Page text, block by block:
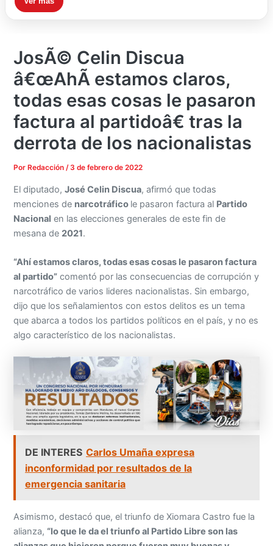
JosÃ© Celin Discua
â€œAhÃ­ estamos claros,
todas esas cosas le pasaron
factura al partidoâ€ tras la
derrota de los nacionalistas
Por Redacción/ 3 de febrero de 2022
El diputado,José Celin Discua, afirmó que todas
menciones de narcotráfico le pasaron factura al Partido
Nacional en las elecciones generales de este fin de
mesana de 2021.
“Ahí estamos claros, todas esas cosas le pasaron factura
al partido” comentó por las consecuencias de corrupción y
narcotráfico de varios lideres nacionalistas. Sin embargo,
dijo que los señalamientos con estos delitos es un tema
que abarca a todos los partidos políticos en el país, y no es
algo característico de los nacionalistas.
DE INTERES Carlos Umaña expresa
inconformidad por resultados de la
emergencia sanitaria
Asimismo, destacó que, el triunfo de Xiomara Castro fue la
alianza, “lo que le da el triunfo al Partido Libre son las